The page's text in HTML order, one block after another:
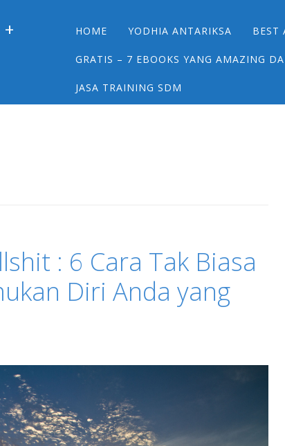
Main menu
Skip
content
HOME YODHIA ANTARIKSA BEST
GRATIS – 7 EBOOKS YANG AMAZING
JASA TRAINING SDM
: 6 Cara Tak Biasa
Diri Anda yang